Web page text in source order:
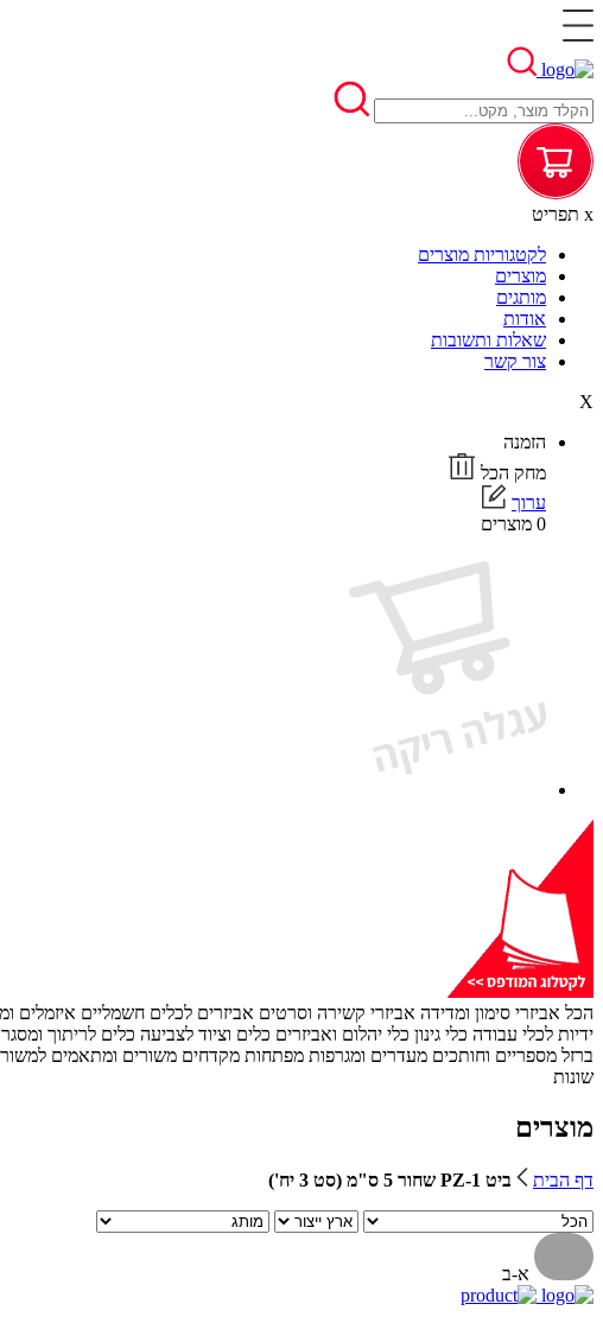
x תפריט
לקטגוריות מוצרים
מוצרים
מותגים
אודות
שאלות ותשובות
צור קשר
X
הזמנה
מחק הכל
ערוך
0 מוצרים
הכל אביזרי סימון ומדידה אביזרי קשירה וסרטים אביזרים לכלים חשמליים איזמלים
ידיות לכלי עבודה כלי גינון כלי יהלום ואביזרים כלים וציוד לצביעה כלים לריתוך
ברזל מספריים וחותכים מעדרים ומגרפות מפתחות מקדחים משורים ומתאמים
שונות
מוצרים
דף הבית ביט 1-PZ שחור 5 ס"מ (סט 3 יח')
א-ב